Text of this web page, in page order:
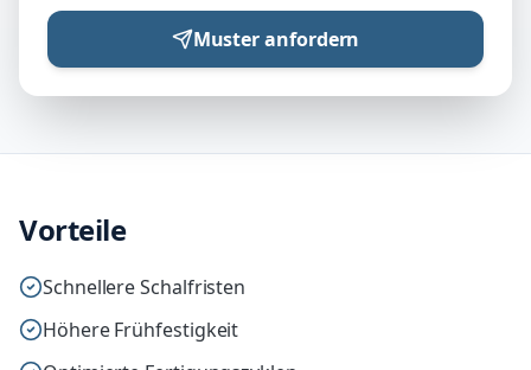
Muster anfordern
Vorteile
Schnellere Schalfristen
Höhere Frühfestigkeit